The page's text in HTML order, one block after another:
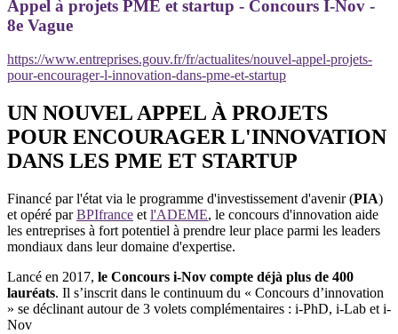
Appel à projets PME et startup - Concours I-Nov -
8e Vague
https://www.entreprises.gouv.fr/fr/actualites/nouvel-appel-projets-
pour-encourager-l-innovation-dans-pme-et-startup
UN NOUVEL APPEL À PROJETS
POUR ENCOURAGER L'INNOVATION
DANS LES PME ET STARTUP
Financé par l'état via le programme d'investissement d'avenir (PIA)
et opéré parBPIfrance et l'ADEME, le concours d'innovation aide
les entreprises à fort potentiel à prendre leur place parmi les leaders
mondiaux dans leur domaine d'expertise.
Lancé en 2017, le Concours i-Nov compte déjà plus de 400
lauréats. Il s’inscrit dans le continuum du « Concours d’innovation
» se déclinant autour de 3 volets complémentaires : i-PhD, i-Lab et i-
Nov